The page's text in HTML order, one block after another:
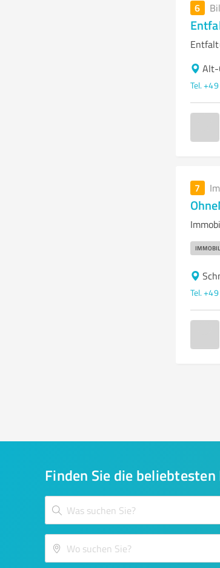
6
Alt-
Tel.
7
Tel.
Finden Sie die